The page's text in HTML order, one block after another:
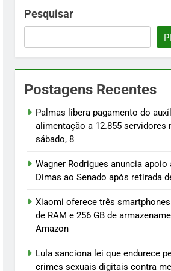
na Amazon
Pesquisar
Postagens Recentes
Palmas libera pagamento do
alimentação a 12.855 servidores
sábado, 8
Wagner Rodrigues anuncia apoio
Dimas ao Senado após retirada
Xiaomi oferece três
de RAM e 256 GB de
Amazon
Lula sanciona lei que endurece
crimes sexuais digitais contra